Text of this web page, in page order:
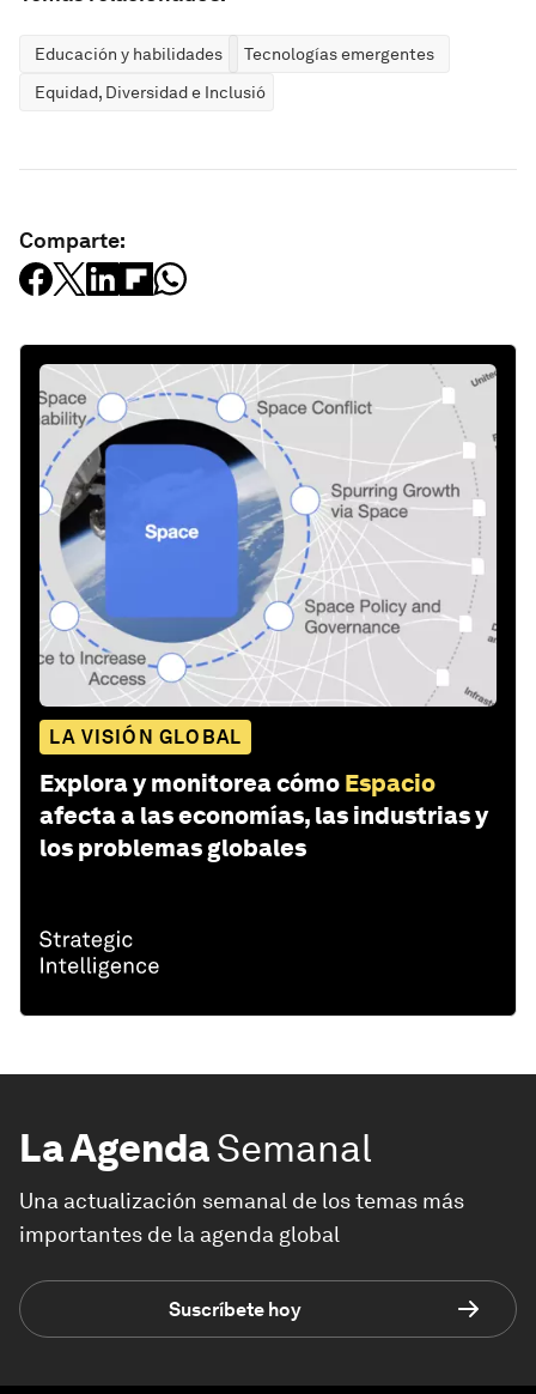
Educación y habilidades
Tecnologías emergentes
Equidad, Diversidad e Inclusión
Comparte:
LA VISIÓN GLOBAL
Explora y monitorea cómo Espacio
afecta a las economías, las industrias y
los problemas globales
La AgendaSemanal
Una actualización semanal de los temas más
importantes de la agenda global
Suscríbete hoy